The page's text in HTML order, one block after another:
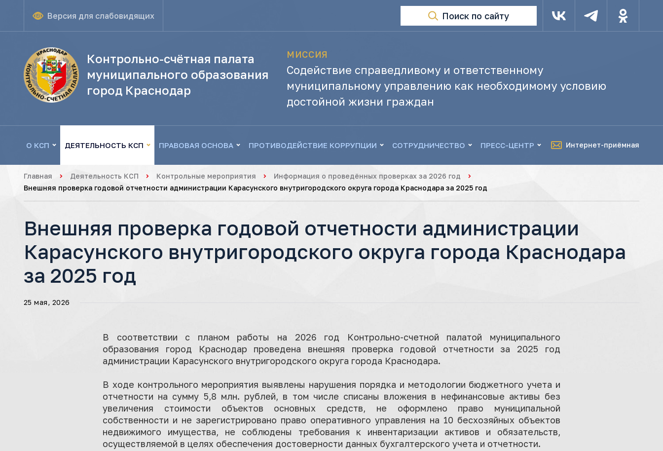
Версия для слабовидящих Поиск по сайту
Контрольно-счётная палата
муниципального образования
город Краснодар
МИССИЯ
Содействие справедливому и ответственному
муниципальному управлению как необходимому условию
достойной жизни граждан
О КСП ДЕЯТЕЛЬНОСТЬ КСП ПРАВОВАЯ ОСНОВА ПРОТИВОДЕЙСТВИЕ КОРРУПЦИИ СОТРУДНИЧЕСТВО ПРЕСС-ЦЕНТР Интернет-приёмная
Главная Деятельность КСП Контрольные мероприятия
Информация о проведённых проверках за 2026 год
Внешняя проверка годовой отчетности администрации Карасунского внутригородского округа города Краснодара за 2025 год
Внешняя проверка годовой отчетности администрации
Карасунского внутригородского округа города Краснодара
за 2025 год
25 мая, 2026
В соответствии с планом работы на 2026 год Контрольно-счетной палатой муниципального
образования город Краснодар проведена внешняя проверка годовой отчетности за 2025 год
администрации Карасунского внутригородского округа города Краснодара.
В ходе контрольного мероприятия выявлены нарушения порядка и методологии бюджетного учета и
отчетности на сумму 5,8 млн. рублей, в том числе списаны вложения в нефинансовые активы без
увеличения стоимости объектов основных средств, не оформлено право муниципальной
собственности и не зарегистрировано право оперативного управления на 10 бесхозяйных объектов
недвижимого имущества, не соблюдены требования к инвентаризации активов и обязательств,
осуществляемой в целях обеспечения достоверности данных бухгалтерского учета и отчетности.